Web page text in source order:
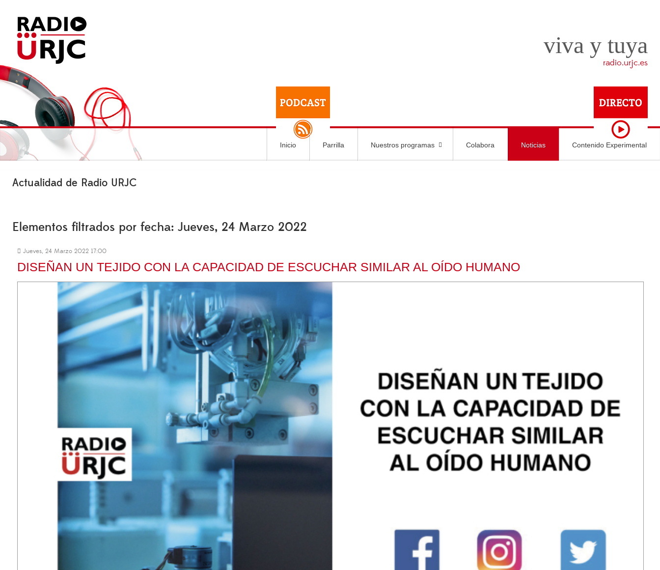
viva y tuya
radio.urjc.es
Inicio Parrilla Nuestros programas Colabora Noticias Contenido Experimental
Actualidad de Radio URJC
Elementos filtrados por fecha: Jueves, 24 Marzo 2022
Jueves, 24 Marzo 2022 17:00
DISEÑAN UN TEJIDO CON LA CAPACIDAD DE ESCUCHAR SIMILAR AL OÍDO HUMANO